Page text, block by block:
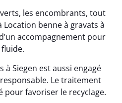
les encombrants, tout
Location benne à gravats à
accompagnement pour
à Siegen est aussi engagé
Le traitement
pour favoriser le recyclage.